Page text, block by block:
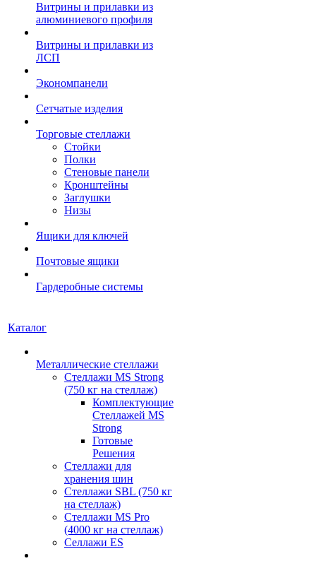
Витрины и прилавки из
алюминиевого профиля
Витрины и прилавки из
ЛСП
Экономпанели
Сетчатые изделия
Торговые стеллажи
Стойки
Полки
Стеновые панели
Кронштейны
Заглушки
Низы
Ящики для ключей
Почтовые ящики
Гардеробные системы
Каталог
Металлические стеллажи
Стеллажи MS Strong
(750 кг на стеллаж)
Комплектующие
Стеллажей MS
Strong
Готовые
Решения
Стеллажи для
хранения шин
Стеллажи SBL (750 кг
на стеллаж)
Стеллажи MS Pro
(4000 кг на стеллаж)
Селлажи ES